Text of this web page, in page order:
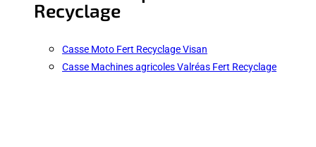
Recyclage
Casse Moto Fert Recyclage Visan
Casse Machines agricoles Valréas Fert Recyclage